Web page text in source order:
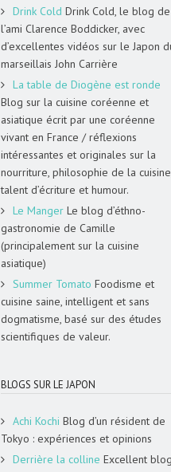
Drink Cold Drink Cold, le blog de
l’ami Clarence Boddicker, avec
d’excellentes vidéos sur le Japon
marseillais John Carrière
La table de Diogène est ronde
Blog sur la cuisine coréenne et
asiatique écrit par une coréenne
vivant en France / réflexions
intéressantes et originales sur la
nourriture, philosophie de la
talent d’écriture et humour.
Le Manger Le blog d’éthno-
gastronomie de Camille
(principalement sur la cuisine
asiatique)
Summer Tomato Foodisme et
cuisine saine, intelligent et sans
dogmatisme, basé sur des études
scientifiques de valeur.
BLOGS SUR LE JAPON
Achi Kochi Blog d’un résident de
Tokyo : expériences et opinions
Derrière la colline Excellent blog